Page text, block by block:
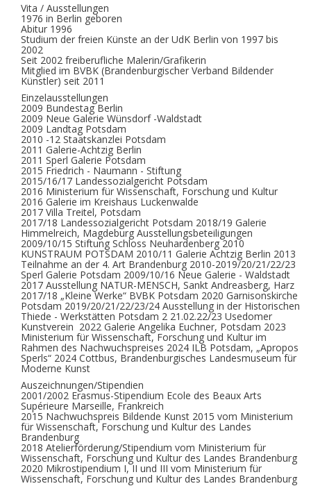
Vita / Ausstellungen
1976 in Berlin geboren
Abitur 1996
Studium der freien Künste an der UdK Berlin von 1997 bis
2002
Seit 2002 freiberufliche Malerin/Grafikerin
Mitglied im BVBK (Brandenburgischer Verband Bildender
Künstler) seit 2011
Einzelausstellungen
2009 Bundestag Berlin
2009 Neue Galerie Wünsdorf -Waldstadt
2009 Landtag Potsdam
2010 -12 Staatskanzlei Potsdam
2011 Galerie-Achtzig Berlin
2011 Sperl Galerie Potsdam
2015 Friedrich - Naumann - Stiftung
2015/16/17 Landessozialgericht Potsdam
2016 Ministerium für Wissenschaft, Forschung und Kultur
2016 Galerie im Kreishaus Luckenwalde
2017 Villa Treitel, Potsdam
2017/18 Landessozialgericht Potsdam 2018/19 Galerie
Himmelreich, Magdeburg Ausstellungsbeteiligungen
2009/10/15 Stiftung Schloss Neuhardenberg 2010
KUNSTRAUM POTSDAM 2010/11 Galerie Achtzig Berlin 2013
Teilnahme an der 4. Art Brandenburg 2010-2019/20/21/22/23
Sperl Galerie Potsdam 2009/10/16 Neue Galerie - Waldstadt
2017 Ausstellung NATUR-MENSCH, Sankt Andreasberg, Harz
2017/18 „Kleine Werke“ BVBK Potsdam 2020 Garnisonskirche
Potsdam 2019/20/21/22/23/24 Ausstellung in der Historischen
Thiede - Werkstätten Potsdam 2 21.02.22/23 Usedomer
Kunstverein ​ 2022 Galerie Angelika Euchner, Potsdam 2023
Ministerium für Wissenschaft, Forschung und Kultur im
Rahmen des Nachwuchspreises 2024 ILB Potsdam, „Apropos
Sperls“ 2024 Cottbus, Brandenburgisches Landesmuseum für
Moderne Kunst
Auszeichnungen/Stipendien
2001/2002 Erasmus-Stipendium Ecole des Beaux Arts
Supérieure Marseille, Frankreich
2015 Nachwuchspreis Bildende Kunst 2015 vom Ministerium
für Wissenschaft, Forschung und Kultur des Landes
Brandenburg
2018 Atelierförderung/Stipendium vom Ministerium für
Wissenschaft, Forschung und Kultur des Landes Brandenburg
2020 Mikrostipendium I, II und III vom Ministerium für
Wissenschaft, Forschung und Kultur des Landes Brandenburg